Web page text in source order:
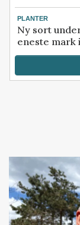
PLANTER
Ny sort
eneste mark